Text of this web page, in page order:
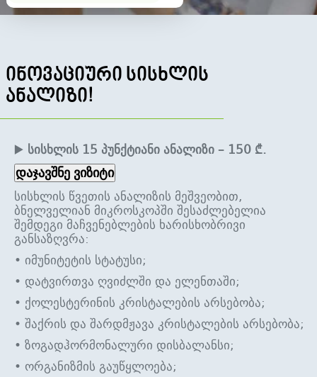
ინოვაციური სისხლის
ანალიზი!
▶️ სისხლის 15 პუნქტიანი ანალიზი – 150 ₾.
დაჯავშნე ვიზიტი
სისხლის წვეთის ანალიზის მეშვეობით,
ბნელველიან მიკროსკოპში შესაძლებელია
შემდეგი მაჩვენებლების ხარისხობრივი
განსაზღვრა:
• იმუნიტეტის სტატუსი;
• დატვირთვა ღვიძლში და ელენთაში;
• ქოლესტერინის კრისტალების არსებობა;
• შაქრის და შარდმჟავა კრისტალების არსებობა;
• ზოგადჰორმონალური დისბალანსი;
• ორგანიზმის გაუწყლოება;